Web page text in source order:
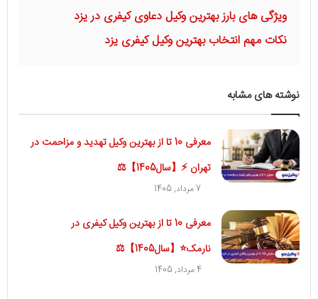
ویژگی های بارز بهترین وکیل دعاوی کیفری در یزد
نکات مهم انتخاب بهترین وکیل کیفری یزد
نوشته های مشابه
معرفی 10 تا از بهترین وکیل تهدید و مزاحمت در
تهران ⚡【سال1405】⚖
7 مرداد, 1405
معرفی 10 تا از بهترین وکیل کیفری در
نارمک⭐【سال1405】⚖
4 مرداد, 1405